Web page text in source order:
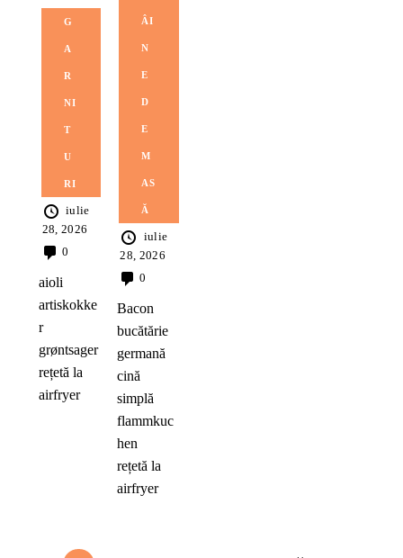
G
A
R
NI
T
U
RI
iulie
28, 2026
0
aioli
artiskokke
r
grøntsager
rețetă la
airfryer
ÂI
N
E
D
E
M
AS
Ă
iulie
28, 2026
0
Bacon
bucătărie
germană
cină
simplă
flammkuc
hen
rețetă la
airfryer